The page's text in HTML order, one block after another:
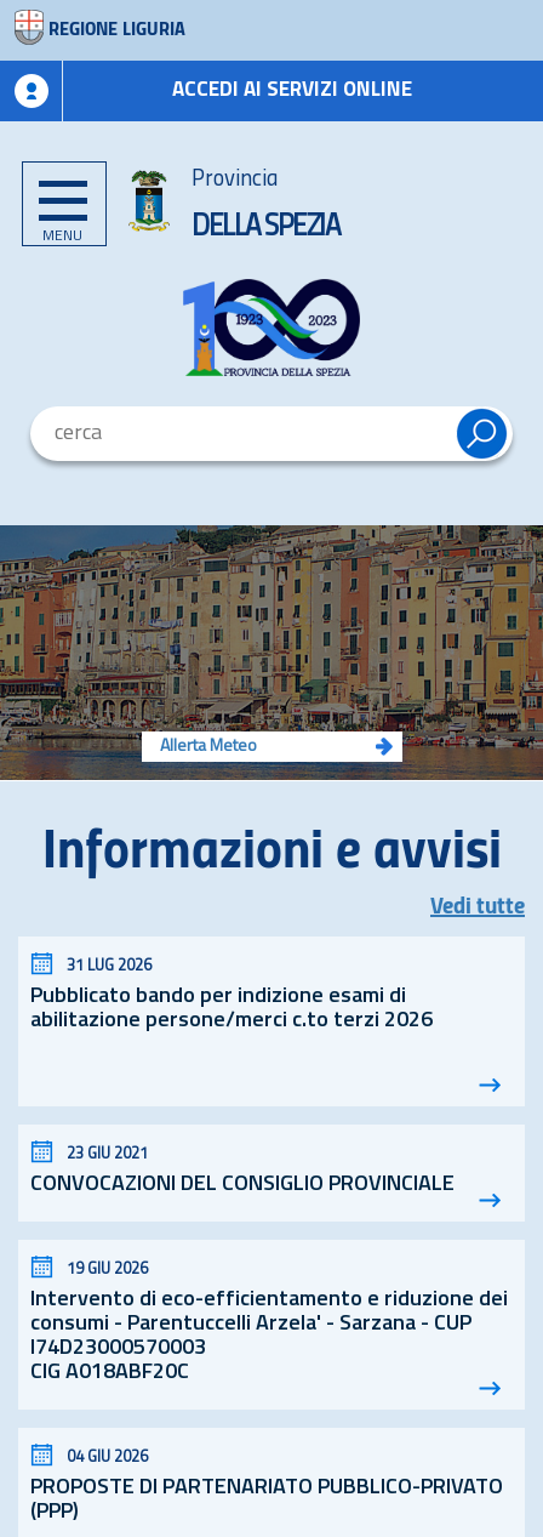
REGIONE LIGURIA
ACCEDI AI SERVIZI ONLINE
MENU
Provincia
DELLA SPEZIA
Allerta Meteo
Informazioni e avvisi
Vedi tutte
31 LUG 2026
Pubblicato bando per indizione esami di
abilitazione persone/merci c.to terzi 2026
23 GIU 2021
CONVOCAZIONI DEL CONSIGLIO PROVINCIALE
19 GIU 2026
Intervento di eco-efficientamento e riduzione dei
consumi - Parentuccelli Arzela' - Sarzana - CUP
I74D23000570003
CIG A018ABF20C
04 GIU 2026
PROPOSTE DI PARTENARIATO PUBBLICO-PRIVATO
(PPP)